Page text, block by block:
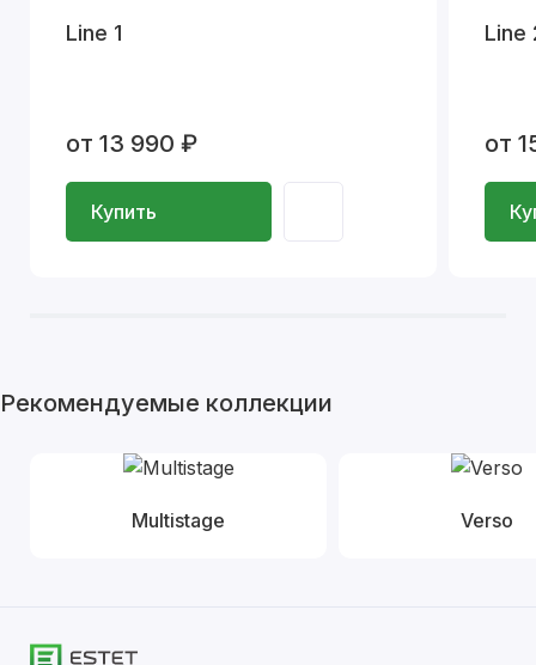
Line 1
от 13 990 ₽
Купить
Line
от
Рекомендуемые коллекции
Multistage Verso